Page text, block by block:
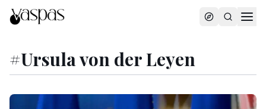
#Ursula von der Leyen